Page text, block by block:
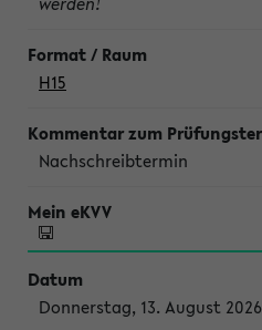
H15
Nachschreibtermin
Donnerstag, 13. August 2026